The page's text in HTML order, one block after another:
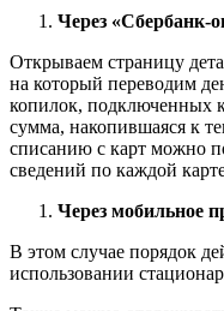
Через «Сбербанк-
Открываем страницу
на который переводим
копилок, подключенных
сумма, накопившаяся к
списанию с карт можно
сведений по каждой
Через мобильное
В этом случае порядок
использовании